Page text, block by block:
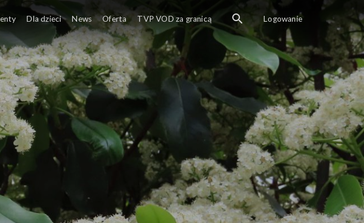
Dla dzieci News Oferta TVP VOD za granicą Logowanie